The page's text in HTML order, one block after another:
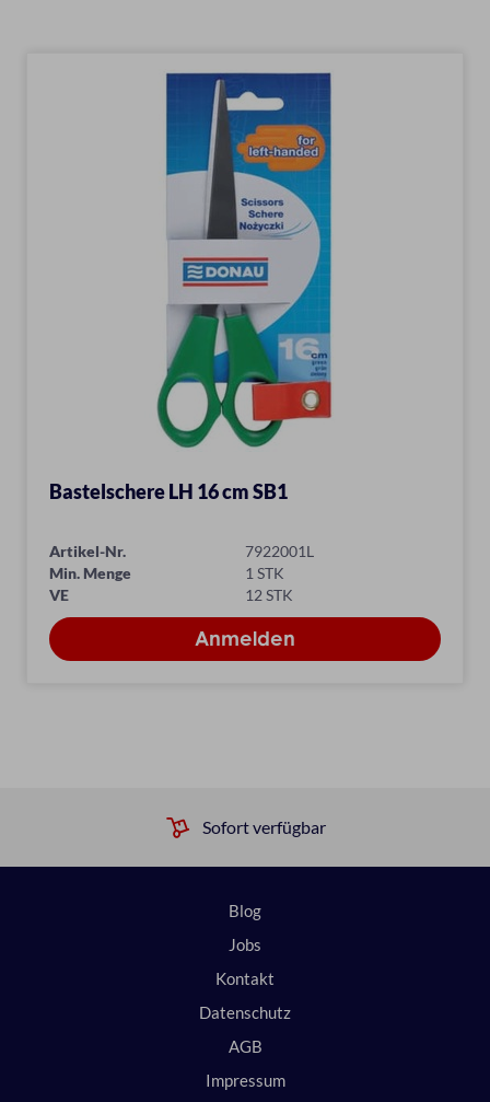
Bastelschere LH 16 cm SB1
Artikel-Nr.
7922001L
Min. Menge
1 STK
VE
12 STK
Sofort verfügbar
Blog
Jobs
Kontakt
Datenschutz
AGB
Impressum